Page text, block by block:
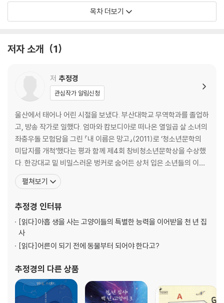
9. 2회차와 3회차의 방문
10. 노묘의 눈과 히말라야의 설표
목차 더보기
저자 소개 1
저 추정경
관심작가 알림신청
울산에서 태어나 어린 시절을 보냈다. 부산대학교 무역학과를 졸업하
고, 방송 작가로 일했다. 엄마와 캄보디아로 떠나온 열일곱 살 소녀의
좌충우돌 모험담을 그린 『내 이름은 망고』(2011)로 ‘청소년문학의
미답지를 개척’했다는 평과 함께 제4회 창비청소년문학상을 수상했
다. 한강대교 밑 비밀스러운 벙커로 숨어든 상처 입은 소년들의 이야
기 『벙커』(2013), 감가하는 돈으로 새로운 세상을 꿈꾸는 사람들의
이야기 『죽은 경제학자의 이상한 돈과 어린 세 자매』(2017), 어느 날
019), 읽고 쓸 자유가 사라진
펼쳐보기
추정경 인터뷰
[읽다]아홉 생을 사는 고양이들의 특별한 능력을 이어받을 천 년 집
사
[읽다]어른이 되기 전에 동물부터 되어야 한다고?
추정경의 다른 상품